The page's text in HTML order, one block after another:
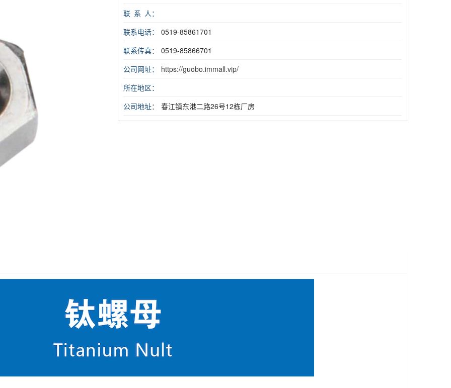
联 系 人：
联系电话：
0519-85861701
联系传真：
0519-85866701
公司网址：
https://guobo.immall.vip/
所在地区：
公司地址：
春江镇东港二路26号12栋厂房